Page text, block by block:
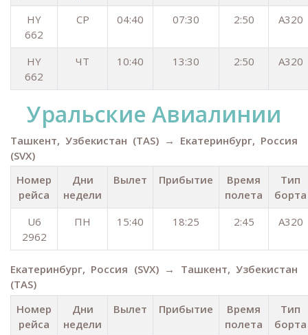
HY
662
СР 04:40 07:30 2:50 A320
HY
662
ЧТ 10:40 13:30 2:50 A320
Уральские Aвиалинии
Ташкент, Узбекистан (TAS) → Екатеринбург, Россия
(SVX)
Номер
рейса
Дни
недели
Вылет Прибытие
Время
полета
Тип
борта
U6
2962
ПН 15:40 18:25 2:45 A320
Екатеринбург, Россия (SVX) → Ташкент, Узбекистан
(TAS)
Номер
рейса
Дни
недели
Вылет Прибытие
Время
полета
Тип
борта